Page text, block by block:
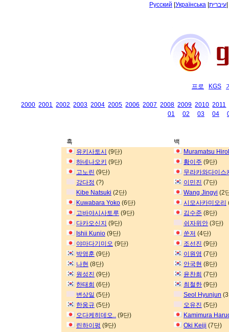
Русский Українська עיברית
프로 KGS
2000 2001 2002 2003 2004 2005 2006 2007 2008 2009 2010 2011
01
02 03 04
흑
백
유키사토시 (9단)
Muramatsu
하네나오키 (9단) 황이주 (9단)
고노린 (9단)
무라카와다이스
강다정 (?) 이민진 (7단)
Kibe Natsuki (2단) Wang Jingyi (2
Kuwabara Yoko (6단) 시모사카미오리
고바야시사토루 (9단) 김수준 (8단)
다카오신지 (9단) 쉬자위안 (3단)
Ishii Kunio (9단) 쑨저 (4단)
야마다기미오 (9단) 조선진 (9단)
박영훈 (9단) 이원영 (7단)
나현 (8단) 안국현 (8단)
원성진 (9단) 윤찬희 (7단)
한태희 (6단) 최철한 (9단)
변상일 (5단) Seol Hyunjun
한웅규 (5단) 오유진 (5단)
오다케히데오.. (9단)
Kamimura
린하이펑 (9단) Oki Keiji (7단)